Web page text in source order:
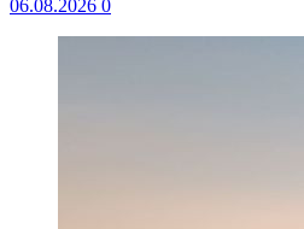
06.08.2026 0